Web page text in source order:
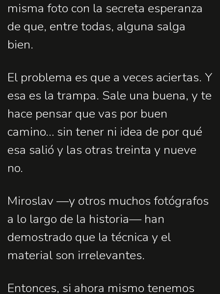
misma foto con la secreta esperanza
de que, entre todas, alguna salga
bien.
El problema es que a veces aciertas. Y
esa es la trampa. Sale una buena, y te
hace pensar que vas por buen
camino… sin tener ni idea de por qué
esa salió y las otras treinta y nueve
no.
Miroslav —y otros muchos fotógrafos
a lo largo de la historia— han
demostrado que la técnica y el
material son irrelevantes.
Entonces, si ahora mismo tenemos